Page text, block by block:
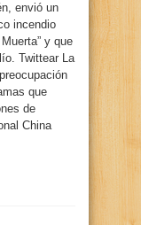
envió un
incendio
y que
Twittear La
que
de
China